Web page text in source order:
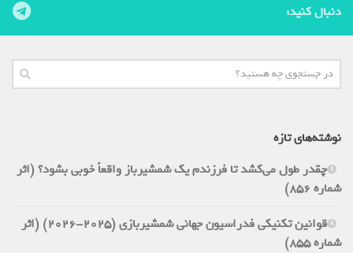
دنبال کنید:
نوشته‌های تازه
چقدر طول می‌کشد تا فرزندم یک شمشیرباز واقعاً خوبی بشود؟ (اثر
شماره 856)
قوانین تکنیکی فدراسیون جهانی شمشیربازی (2025-2026) (اثر
شماره 855)